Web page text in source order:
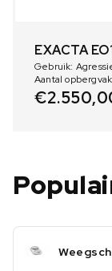
EXACTA
Gebruik:
Aantal
€